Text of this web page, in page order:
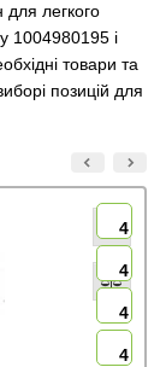
для легкого
1004980195 і
товари та
позицій для
4
4
4
4